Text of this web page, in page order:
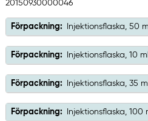
20150930000046
Förpackning: Injektionsflaska, 50 ml
Förpackning: Injektionsflaska, 10 ml
Förpackning: Injektionsflaska, 35 ml
Förpackning: Injektionsflaska, 100